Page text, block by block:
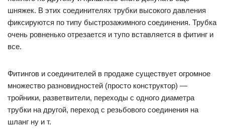
шняжек. В этих соединителях трубки высокого давления
фиксируются по типу быстрозажимного соединения. Трубка
очень ровненько отрезается и тупо вставляется в фитинг и
все.
Фитингов и соединителей в продаже существует огромное
множество разновидностей (просто конструктор) —
тройники, разветвители, переходы с одного диаметра
трубки на другой, переход с резьбового соединения на
шланг ну и т.